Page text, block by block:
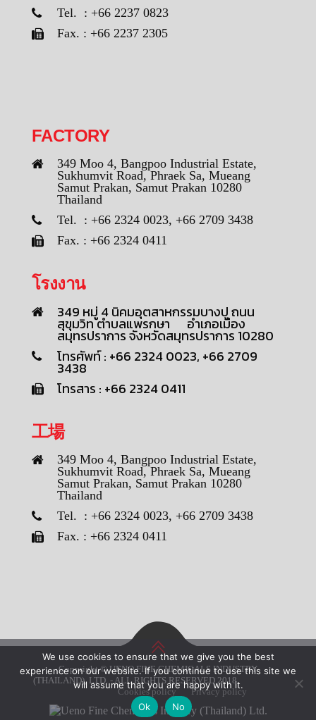
Tel. : +66 2237 0823
Fax. : +66 2237 2305
FACTORY
349 Moo 4, Bangpoo Industrial Estate,
Sukhumvit Road, Phraek Sa, Mueang
Samut Prakan, Samut Prakan 10280
Thailand
Tel. : +66 2324 0023, +66 2709 3438
Fax. : +66 2324 0411
โรงงาน
349 หมู่ 4 นิคมอุตสาหกรรมบางปู ถนน
สุขุมวิท ตำบลแพรกษา อำเภอเมือง
สมุทรปราการ จังหวัดสมุทรปราการ 10280
โทรศัพท์ : +66 2324 0023, +66 2709
3438
โทรสาร : +66 2324 0411
工場
349 Moo 4, Bangpoo Industrial Estate,
Sukhumvit Road, Phraek Sa, Mueang
Samut Prakan, Samut Prakan 10280
Thailand
Tel. : +66 2324 0023, +66 2709 3438
Fax. : +66 2324 0411
Copyright © UENO FINE CHEMICALS INDUSTRY
(THAILAND), LTD. - ALL RIGHTS RESERVED 2018
Cookies policy
Privacy policy
We use cookies to ensure that we give you the best
experience on our website. If you continue to use this site we
will assume that you are happy with it.
Ok
No